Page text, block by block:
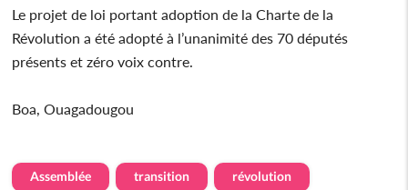
Le projet de loi portant adoption de la Charte de la
Révolution a été adopté à l’unanimité des 70 députés
présents et zéro voix contre.
Boa, Ouagadougou
Assemblée transition révolution